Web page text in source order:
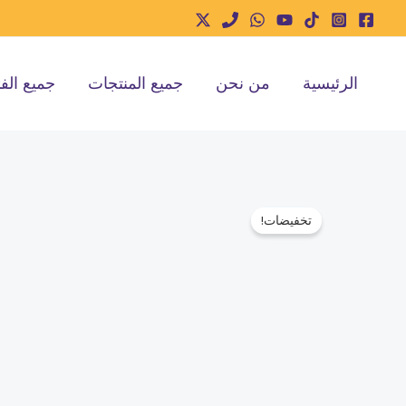
تخطي
إلى
الرئيسية من نحن جميع المنتجات جميع
تخفيضات!